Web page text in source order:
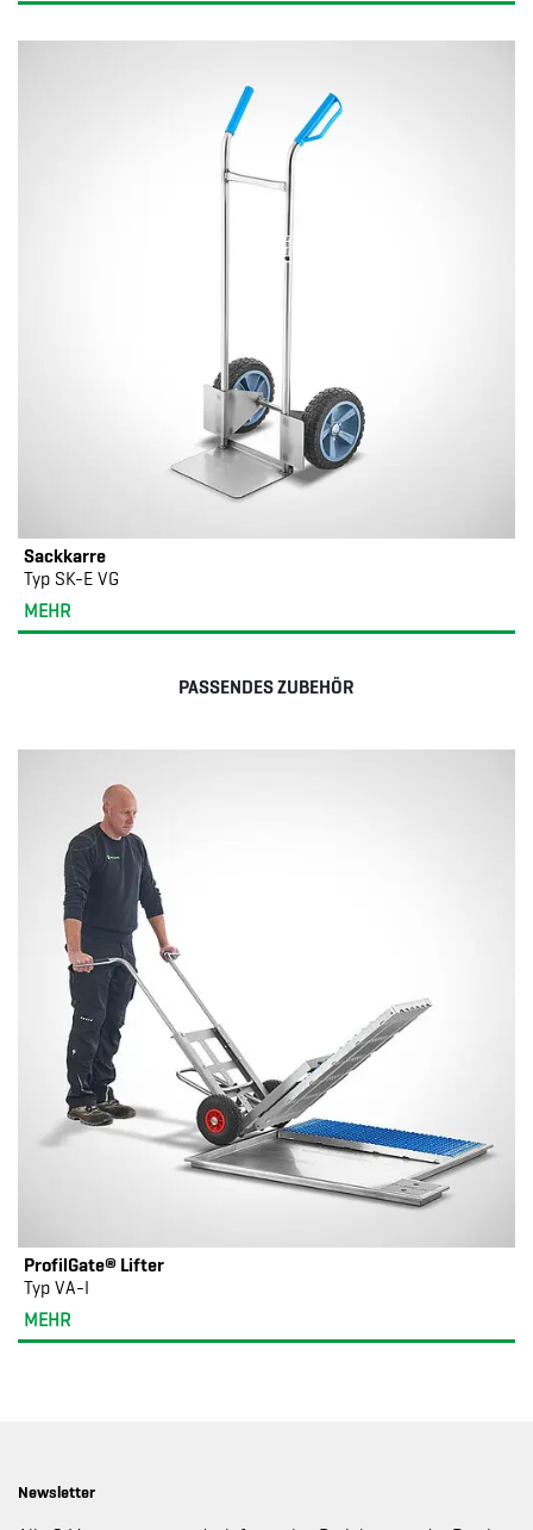
Sackkarre
Typ SK-E VG
MEHR
PASSENDES ZUBEHÖR
ProfilGate® Lifter
Typ VA-I
MEHR
Newsletter